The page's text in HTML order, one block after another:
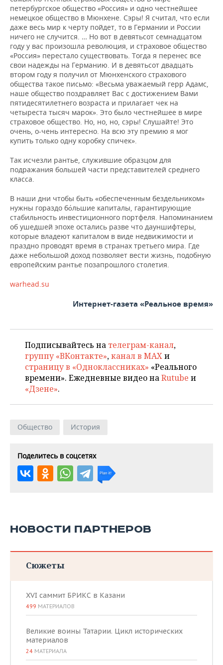
петербургское общество «Россия» и одно честнейшее
немецкое общество в Мюнхене. Сэры! Я считал, что если
даже весь мир к черту пойдет, то в Германии и России
ничего не случится. … Но вот в девятьсот семнадцатом
году у вас произошла революция, и страховое общество
«Россия» перестало существовать. Тогда я перенес все
свои надежды на Германию. И в девятьсот двадцать
втором году я получил от Мюнхенского страхового
общества такое письмо: «Весьма уважаемый герр Адамс,
наше общество поздравляет Вас с достижением Вами
пятидесятилетнего возраста и прилагает чек на
четыреста тысяч марок». Это было честнейшее в мире
страховое общество. Но, но, но, сэры! Слушайте! Это
очень, о-чень интересно. На всю эту премию я мог
купить только одну коробку спичек».
Так исчезли рантье, служившие образцом для
подражания большей части представителей среднего
класса.
В наши дни чтобы быть «обеспеченным бездельником»
нужны гораздо бо́льшие капиталы, гарантирующие
стабильность инвестиционного портфеля. Напоминанием
об ушедшей эпохе остались разве что дауншифтеры,
которые владеют капиталом в виде недвижимости и
праздно проводят время в странах третьего мира. Где
даже небольшой доход позволяет вести жизнь, подобную
европейским рантье позапрошлого столетия.
warhead.su
Интернет-газета «Реальное время»
Подписывайтесь на телеграм-канал,
группу «ВКонтакте»,канал в MAXи
страницу в «Одноклассниках» «Реального
времени». Ежедневные видео наRutube и
«Дзене».
Общество История
Поделитесь в соцсетях
НОВОСТИ ПАРТНЕРОВ
Сюжеты
XVI саммит БРИКС в Казани
499 МАТЕРИАЛОВ
Великие воины Татарии. Цикл исторических
материалов
24 МАТЕРИАЛА